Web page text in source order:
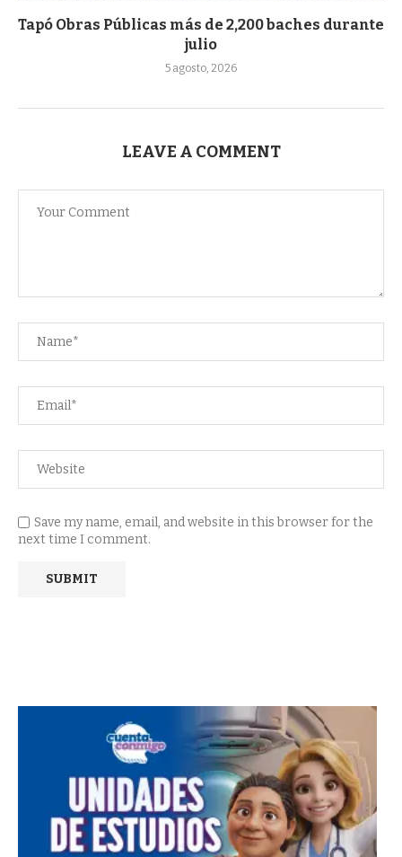
Tapó Obras Públicas más de 2,200 baches durante
julio
5 agosto, 2026
LEAVE A COMMENT
Save my name, email, and website in this browser for the
next time I comment.